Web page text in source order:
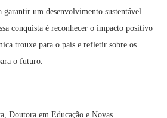
garantir um desenvolvimento sustentável.
conquista é reconhecer o impacto positivo
trouxe para o país e refletir sobre os
o futuro.
Doutora em Educação e Novas